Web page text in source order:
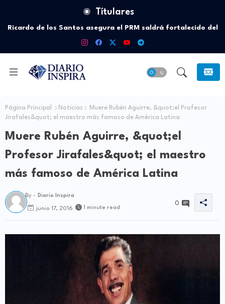
Títulares
Atletismo, judo y esquí acuático: los deportes en los que
República Dominicana se ha destacado más
Página Principal Noticias
Muere Rubén Aguirre, &quot;el Profesor
Jirafales&quot; el maestro más famoso de América Latina
Muere Rubén Aguirre, &quot;el
Profesor Jirafales&quot; el maestro
más famoso de América Latina
By - Diario Inspira
junio 17, 2016 1 minute read
0